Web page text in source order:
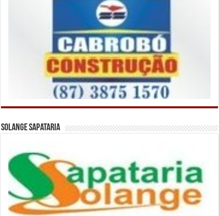
Solange Sapataria